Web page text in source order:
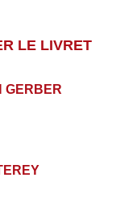
LE LIVRET
GERBER